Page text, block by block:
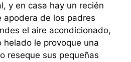
y en casa hay un recién
apodera de los padres
el aire acondicionado,
helado le provoque una
reseque sus pequeñas